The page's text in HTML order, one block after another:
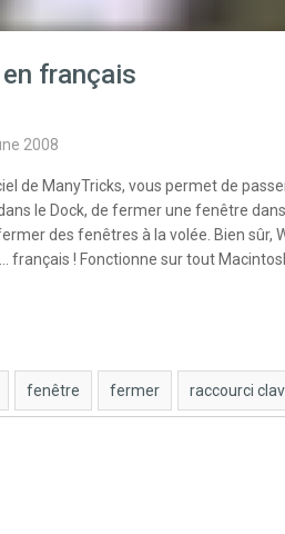
français
2008
de ManyTricks, vous permet de
le Dock, de fermer une fenêtre
des fenêtres à la volée. Bien sûr,
français ! Fonctionne sur tout
fenêtre fermer raccourci